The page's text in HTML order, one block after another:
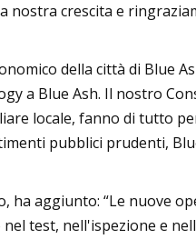
nostra crescita e
della città di Blue
a Blue Ash. Il nostro
locale, fanno di tutto
pubblici prudenti,
ha aggiunto: “Le nuove
test, nell'ispezione e